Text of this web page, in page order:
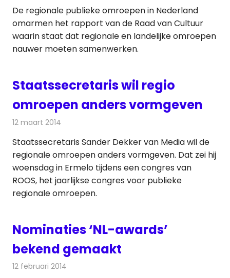
De regionale publieke omroepen in Nederland
omarmen het rapport van de Raad van Cultuur
waarin staat dat regionale en landelijke omroepen
nauwer moeten samenwerken.
Staatssecretaris wil regio
omroepen anders vormgeven
12 maart 2014
Staatssecretaris Sander Dekker van Media wil de
regionale omroepen anders vormgeven. Dat zei hij
woensdag in Ermelo tijdens een congres van
ROOS, het jaarlijkse congres voor publieke
regionale omroepen.
Nominaties ‘NL-awards’
bekend gemaakt
12 februari 2014